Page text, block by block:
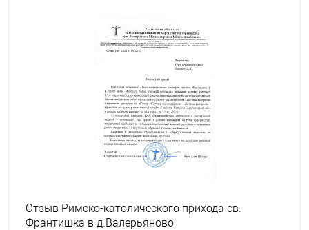
Отзыв Римско-католического прихода св.
Франтишка в д.Валерьяново